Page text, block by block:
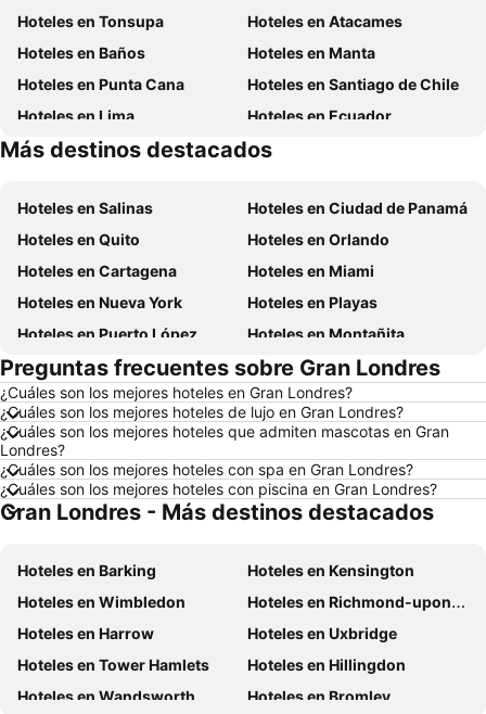
Hoteles en Tonsupa
Hoteles en Atacames
Hoteles en Baños
Hoteles en Manta
Hoteles en Punta Cana
Hoteles en Santiago de Chile
Hoteles en Lima
Hoteles en Ecuador
Hoteles en Colombia
Hoteles en Panamá
Más destinos destacados
Hoteles en Salinas
Hoteles en Ciudad de Panamá
Hoteles en Quito
Hoteles en Orlando
Hoteles en Cartagena
Hoteles en Miami
Hoteles en Nueva York
Hoteles en Playas
Hoteles en Puerto López
Hoteles en Montañita
Hoteles en Zorritos
Hoteles en Madrid
Hoteles en Roma
Hoteles en Bogotá
Hoteles en Riobamba
Hoteles en París
Hoteles en Ambato
Hoteles en Ibarra
Hoteles en Loja
Hoteles en EE. UU.
Hoteles en Curazao
Hoteles en Santa Cruz
Hoteles en Esmeraldas
Hoteles en San Cristóbal
Hoteles en Guatemala
Preguntas frecuentes sobre Gran Londres
¿Cuáles son los mejores hoteles en Gran Londres?
¿Cuáles son los mejores hoteles de lujo en Gran Londres?
¿Cuáles son los mejores hoteles que admiten mascotas en Gran
Londres?
¿Cuáles son los mejores hoteles con spa en Gran Londres?
¿Cuáles son los mejores hoteles con piscina en Gran Londres?
Gran Londres - Más destinos destacados
Hoteles en Barking
Hoteles en Kensington
Hoteles en Wimbledon
Hoteles en Richmond-upon-Thames
Hoteles en Harrow
Hoteles en Uxbridge
Hoteles en Tower Hamlets
Hoteles en Hillingdon
Hoteles en Wandsworth
Hoteles en Bromley